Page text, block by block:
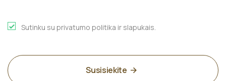
Sutinku su privatumo politika ir slapukais.
Susisiekite